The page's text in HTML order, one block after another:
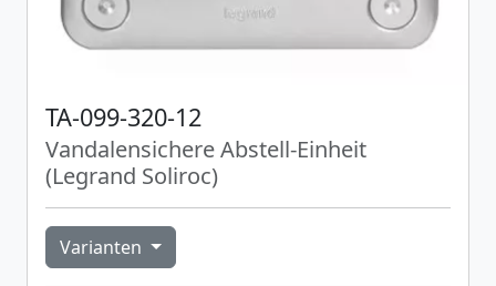
TA-099-320-12
Vandalensichere Abstell-Einheit
(Legrand Soliroc)
Varianten